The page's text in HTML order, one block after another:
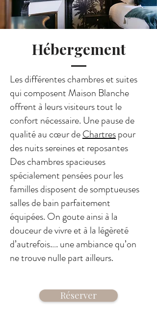
Hébergement
Les différentes chambres et suites
qui composent Maison Blanche
offrent à leurs visiteurs tout le
confort nécessaire. Une pause de
qualité au cœur deChartrespour
des nuits sereines et reposantes
Des chambres spacieuses
spécialement pensées pour les
familles disposent de somptueuses
salles de bain parfaitement
équipées. On goute ainsi à la
douceur de vivre et à la légèreté
d’autrefois…. une ambiance qu’on
ne trouve nulle part ailleurs.
Réserver